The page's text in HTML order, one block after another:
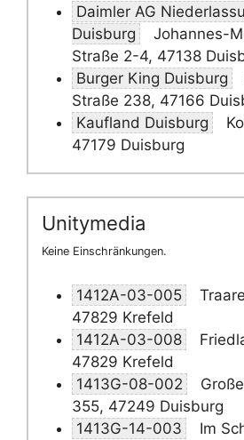
Daimler AG
Duisburg
Johannes-
Straße 2-4, 47138
Burger King Duisburg
Straße 238, 47166
Kaufland Duisburg
47179 Duisburg
Unitymedia
Keine Einschränkungen.
1412A-03-005
47829 Krefeld
1412A-03-008
47829 Krefeld
1413G-08-002
355, 47249 Duisburg
1413G-14-003
Im